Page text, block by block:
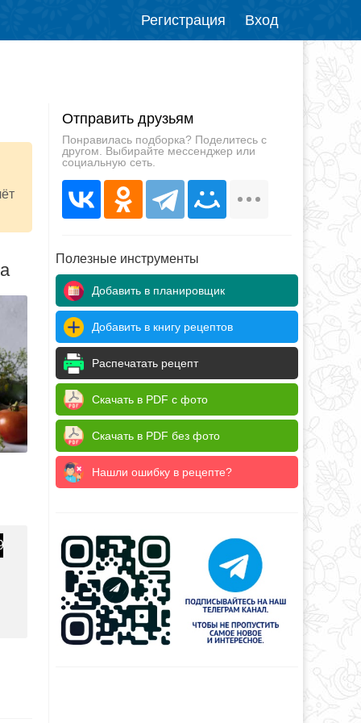
Регистрация Вход
Отправить друзьям
Понравилась подборка? Поделитесь с
другом. Выбирайте мессенджер или
социальную сеть.
Полезные инструменты
Добавить в планировщик
Добавить в книгу рецептов
Распечатать рецепт
Скачать в PDF с фото
Скачать в PDF без фото
Нашли ошибку в рецепте?